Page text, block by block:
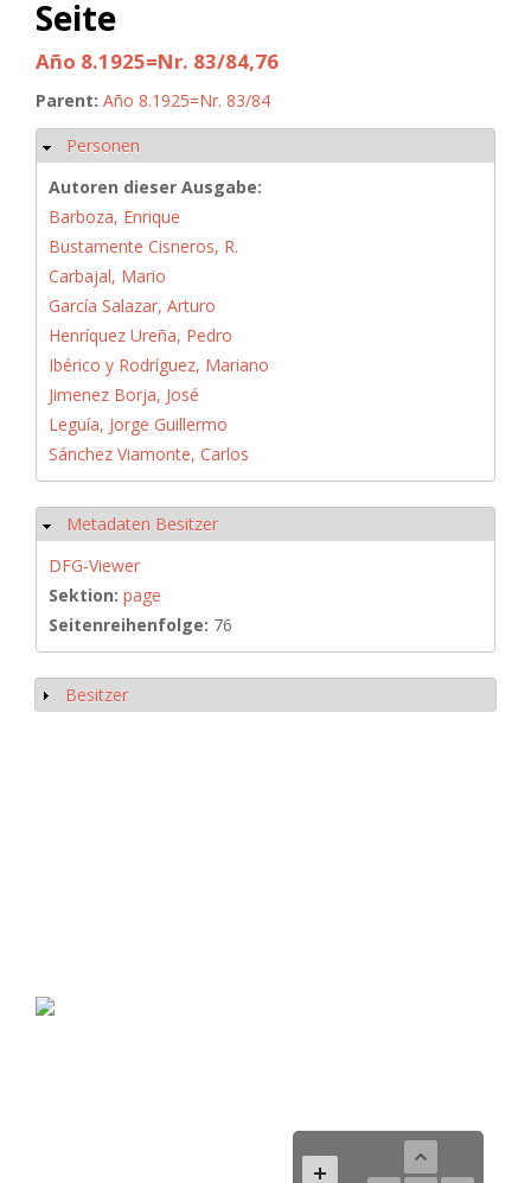
Seite
Año 8.1925=Nr. 83/84,76
Parent: Año 8.1925=Nr. 83/84
Hide
Personen
Autoren dieser Ausgabe:
Barboza, Enrique
Bustamente Cisneros, R.
Carbajal, Mario
García Salazar, Arturo
Henríquez Ureña, Pedro
Ibérico y Rodríguez, Mariano
Jimenez Borja, José
Leguía, Jorge Guillermo
Sánchez Viamonte, Carlos
Hide
Metadaten Besitzer
DFG-Viewer
Sektion: page
Seitenreihenfolge: 76
Show
Besitzer